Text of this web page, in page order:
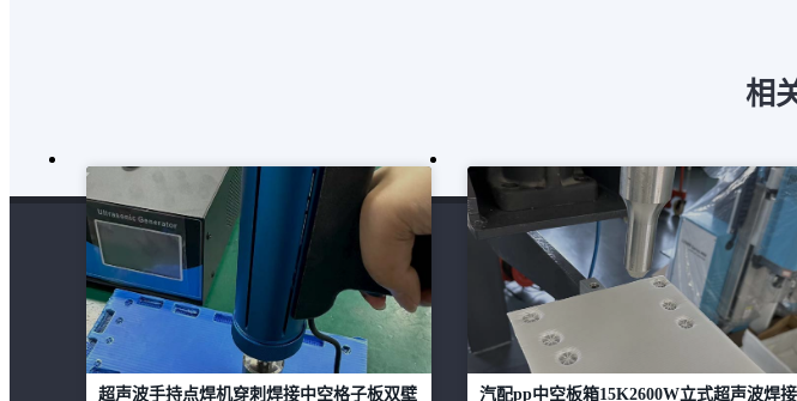
相
超声波手持点焊机穿刺焊接中空格子板双壁 汽配pp中空板箱15K2600W立式超声波焊接